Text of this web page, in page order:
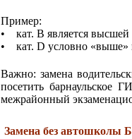
Пример:
• кат. В является
• кат. D условно «выше»
Важно: замена
посетить барнаульское
межрайонный
Замена без автошколы